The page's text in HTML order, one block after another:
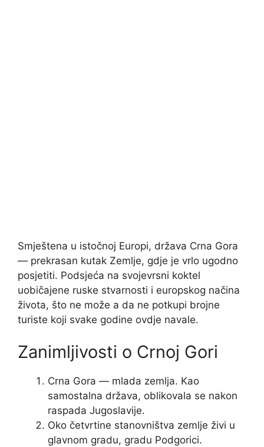
Smještena u istočnoj Europi, država Crna Gora
— prekrasan kutak Zemlje, gdje je vrlo ugodno
posjetiti. Podsjeća na svojevrsni koktel
uobičajene ruske stvarnosti i europskog načina
života, što ne može a da ne potkupi brojne
turiste koji svake godine ovdje navale.
Zanimljivosti o Crnoj Gori
Crna Gora — mlada zemlja. Kao
samostalna država, oblikovala se nakon
raspada Jugoslavije.
Oko četvrtine stanovništva zemlje živi u
glavnom gradu, gradu Podgorici.